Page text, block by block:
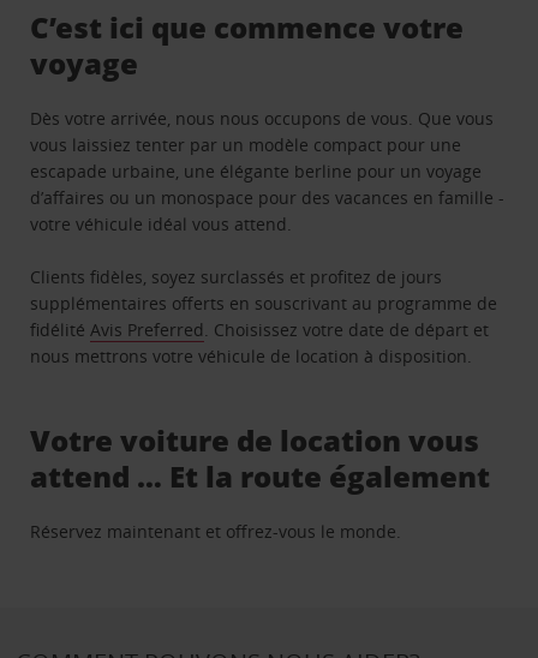
C’est ici que commence votre
voyage
Dès votre arrivée, nous nous occupons de vous. Que vous
vous laissiez tenter par un modèle compact pour une
escapade urbaine, une élégante berline pour un voyage
d’affaires ou un monospace pour des vacances en famille -
votre véhicule idéal vous attend.
Clients fidèles, soyez surclassés et profitez de jours
supplémentaires offerts en souscrivant au programme de
fidélitéAvis Preferred. Choisissez votre date de départ et
nous mettrons votre véhicule de location à disposition.
Votre voiture de location vous
attend … Et la route également
Réservez maintenant et offrez-vous le monde.